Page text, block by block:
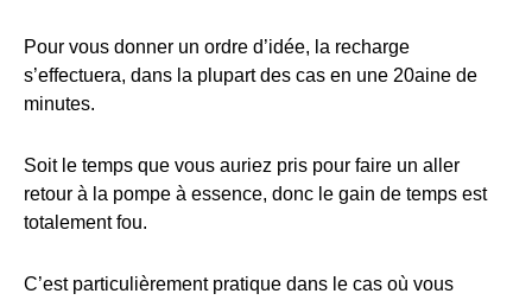
Pour vous donner un ordre d’idée, la recharge
s’effectuera, dans la plupart des cas en une 20aine de
minutes.
Soit le temps que vous auriez pris pour faire un aller
retour à la pompe à essence, donc le gain de temps est
totalement fou.
C’est particulièrement pratique dans le cas où vous